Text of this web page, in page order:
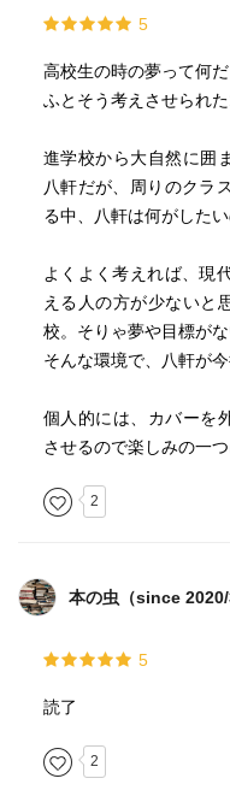
5
高校生の時の夢って何
ふとそう考えさせられた
進学校から大自然に囲
八軒だが、周りのクラ
る中、八軒は何がしたい
よくよく考えれば、現
える人の方が少ないと
校。そりゃ夢や目標がな
そんな環境で、八軒が
個人的には、カバーを
させるので楽しみの一つ
2
本の虫（since
5
読了
2